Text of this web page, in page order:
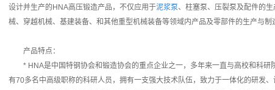
设计并生产的HNA高压锻造产品，不仅应用于泥浆泵、柱塞泵、压裂泵及配件的
械、穿越机械、基建装备、和其他重型机械装备等领域内产品及零部件的生产与制
产品特点：
* HNA是中国特钢协会和锻造协会的重点企业之一，多年来一直与高校和科
有70多名中高级职称的科研人员，拥有一支强大技术队伍，致力于一体化的研发、